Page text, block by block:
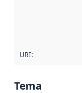
URI:
Tema